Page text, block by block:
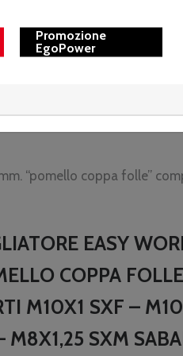
Promozione
EgoPower
“pomello coppa folle”
EASY
COPPA
M10X1 SXF –
M8X1,25 SXM